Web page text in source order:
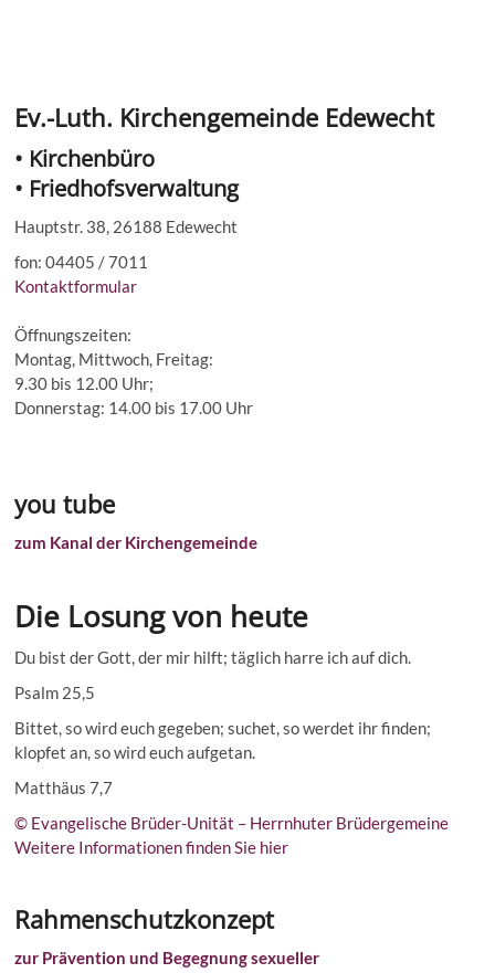
Ev.-Luth. Kirchengemeinde Edewecht
• Kirchenbüro
• Friedhofsverwaltung
Hauptstr. 38, 26188 Edewecht
fon: 04405 / 7011
Kontaktformular
Öffnungszeiten:
Montag, Mittwoch, Freitag:
9.30 bis 12.00 Uhr;
Donnerstag: 14.00 bis 17.00 Uhr
you tube
zum Kanal der Kirchengemeinde
Die Losung von heute
Du bist der Gott, der mir hilft; täglich harre ich auf dich.
Psalm 25,5
Bittet, so wird euch gegeben; suchet, so werdet ihr finden;
klopfet an, so wird euch aufgetan.
Matthäus 7,7
© Evangelische Brüder-Unität – Herrnhuter Brüdergemeine
Weitere Informationen finden Sie hier
Rahmenschutzkonzept
zur Prävention und Begegnung sexueller